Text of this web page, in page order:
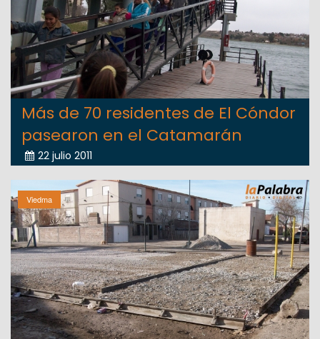
Más de 70 residentes de El Cóndor
pasearon en el Catamarán
22 julio 2011
Viedma